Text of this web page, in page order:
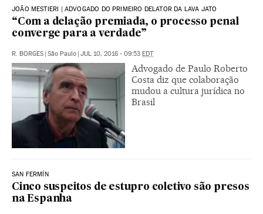
JOÃO MESTIERI | ADVOGADO DO PRIMEIRO DELATOR DA LAVA JATO
“Com a delação premiada, o processo penal
converge para a verdade”
R. BORGES | São Paulo | JUL 10, 2016 - 09:53 EDT
Advogado de Paulo Roberto
Costa diz que colaboração
mudou a cultura jurídica no
Brasil
SAN FERMÍN
Cinco suspeitos de estupro coletivo são presos
na Espanha